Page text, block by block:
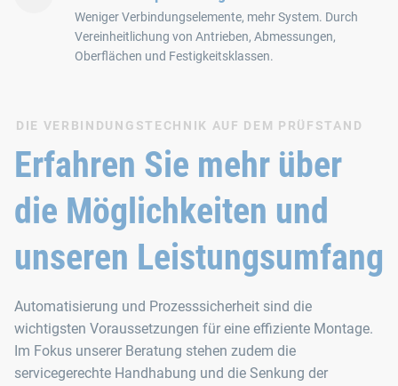
Weniger Verbindungselemente, mehr System. Durch
Vereinheitlichung von Antrieben, Abmessungen,
Oberflächen und Festigkeitsklassen.
DIE VERBINDUNGSTECHNIK AUF DEM PRÜFSTAND
Erfahren Sie mehr über
die Möglichkeiten und
unseren Leistungsumfang
Automatisierung und Prozesssicherheit sind die
wichtigsten Voraussetzungen für eine effiziente Montage.
Im Fokus unserer Beratung stehen zudem die
servicegerechte Handhabung und die Senkung der